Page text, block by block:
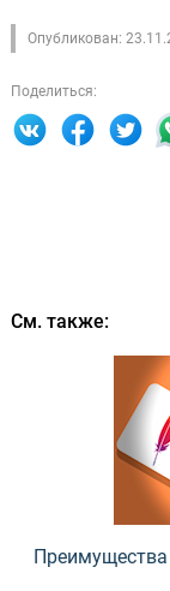
Опубликован:
Поделиться:
См. также:
Преимущества